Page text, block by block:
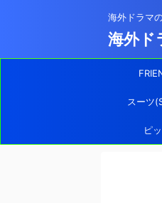
海外ドラマ
海外ド
スーツ
ピ